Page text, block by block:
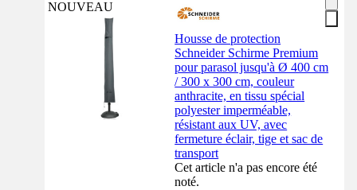
NOUVEAU
Housse de protection
Schneider Schirme Premium
pour parasol jusqu'à Ø 400 cm
/ 300 x 300 cm, couleur
anthracite, en tissu spécial
polyester imperméable,
résistant aux UV, avec
fermeture éclair, tige et sac de
transport
Cet article n'a pas encore été
noté.